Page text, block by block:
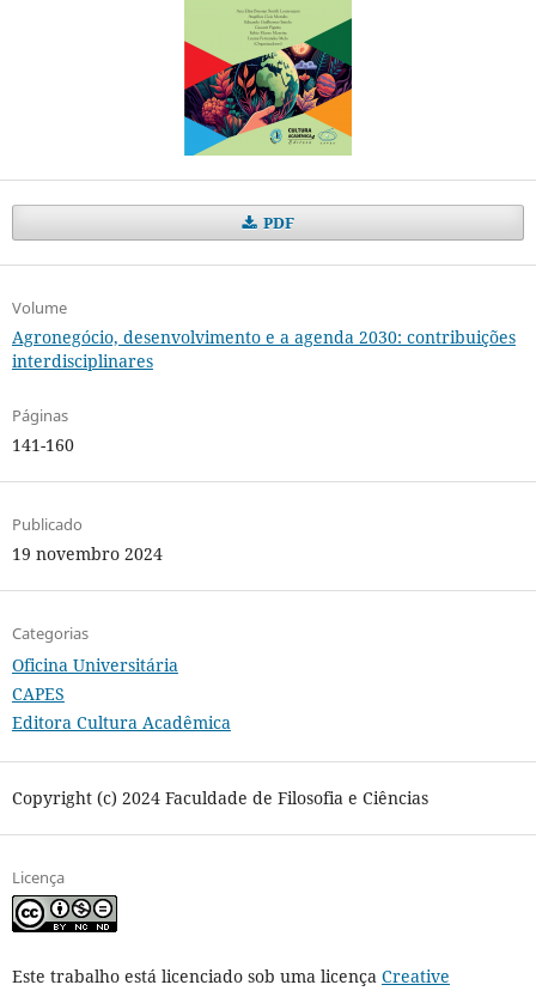
PDF
Volume
Agronegócio, desenvolvimento e a agenda 2030: contribuições
interdisciplinares
Páginas
141-160
Publicado
19 novembro 2024
Categorias
Oficina Universitária
CAPES
Editora Cultura Acadêmica
Copyright (c) 2024 Faculdade de Filosofia e Ciências
Licença
Este trabalho está licenciado sob uma licença Creative